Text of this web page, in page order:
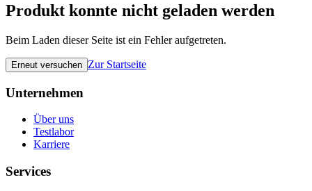
Produkt konnte nicht geladen werden
Beim Laden dieser Seite ist ein Fehler aufgetreten.
Erneut versuchen Zur Startseite
Unternehmen
Über uns
Testlabor
Karriere
Services